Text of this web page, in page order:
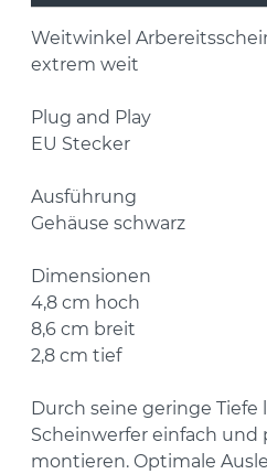
Weitwinkel
extrem weit
Plug and Play
EU Stecker
Ausführung
Gehäuse schwarz
Dimensionen
4,8 cm hoch
8,6 cm breit
2,8 cm tief
Durch seine geringe Tiefe
Scheinwerfer einfach und
montieren. Optimale